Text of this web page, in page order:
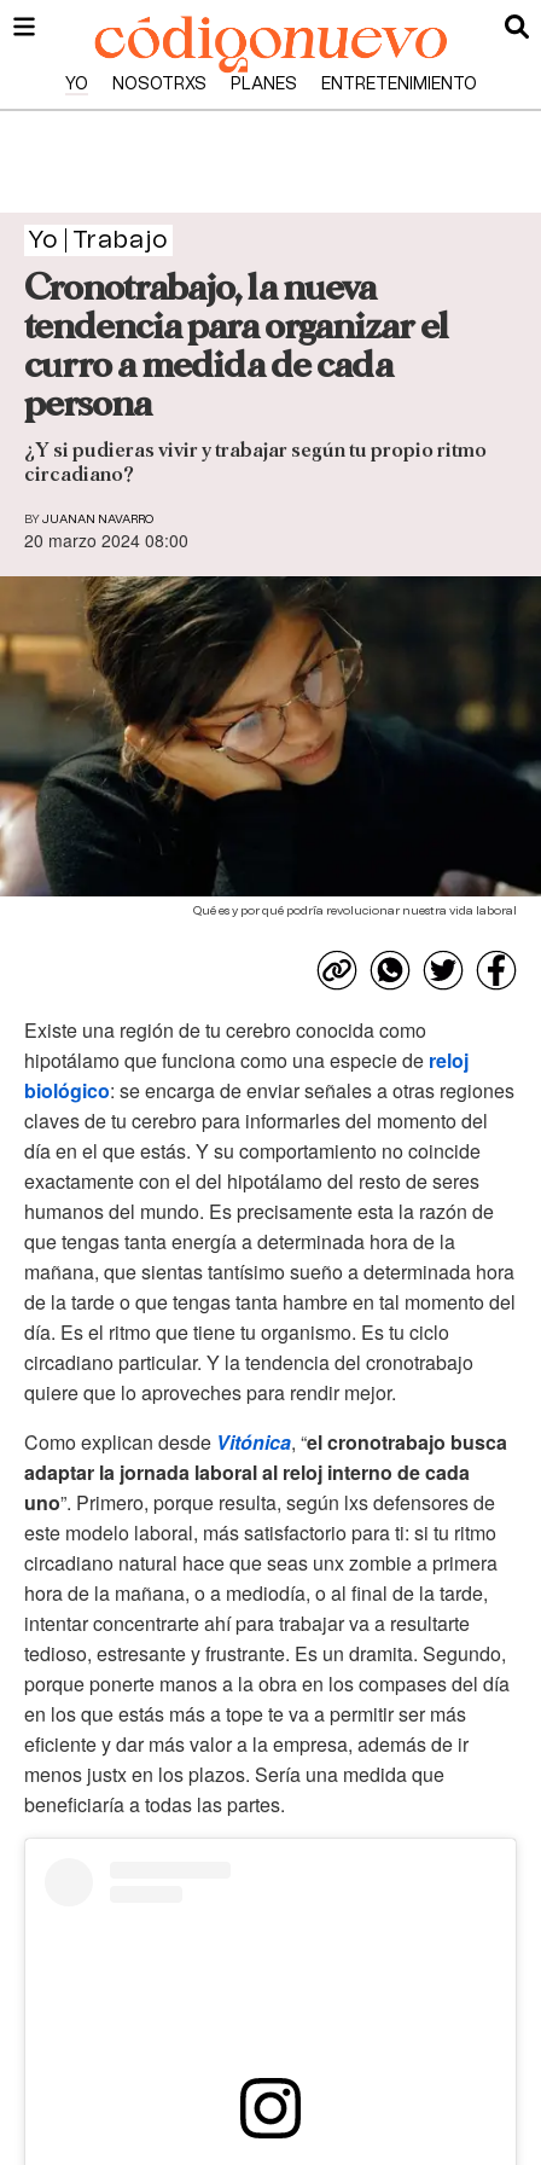
YO NOSOTRXS PLANES ENTRETENIMIENTO
Yo Trabajo
Cronotrabajo, la nueva
tendencia para organizar el
curro a medida de cada
persona
¿Y si pudieras vivir y trabajar según tu propio ritmo
circadiano?
BY JUANAN NAVARRO
20 marzo 2024 08:00
Qué es y por qué podría revolucionar nuestra vida laboral
Existe una región de tu cerebro conocida como
hipotálamo que funciona como una especie de reloj
biológico: se encarga de enviar señales a otras regiones
claves de tu cerebro para informarles del momento del
día en el que estás. Y su comportamiento no coincide
exactamente con el del hipotálamo del resto de seres
humanos del mundo. Es precisamente esta la razón de
que tengas tanta energía a determinada hora de la
mañana, que sientas tantísimo sueño a determinada hora
de la tarde o que tengas tanta hambre en tal momento del
día. Es el ritmo que tiene tu organismo. Es tu ciclo
circadiano particular. Y la tendencia del cronotrabajo
quiere que lo aproveches para rendir mejor.
Como explican desde Vitónica, “el cronotrabajo busca
adaptar la jornada laboral al reloj interno de cada
uno”. Primero, porque resulta, según lxs defensores de
este modelo laboral, más satisfactorio para ti: si tu ritmo
circadiano natural hace que seas unx zombie a primera
hora de la mañana, o a mediodía, o al final de la tarde,
intentar concentrarte ahí para trabajar va a resultarte
tedioso, estresante y frustrante. Es un dramita. Segundo,
porque ponerte manos a la obra en los compases del día
en los que estás más a tope te va a permitir ser más
eficiente y dar más valor a la empresa, además de ir
menos justx en los plazos. Sería una medida que
beneficiaría a todas las partes.